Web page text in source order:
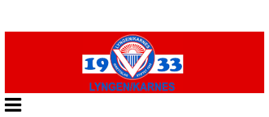
Veksle
navigasjon